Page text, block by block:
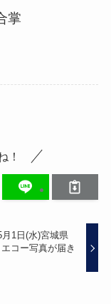
！
1日(水)宮城県
コー写真が届き